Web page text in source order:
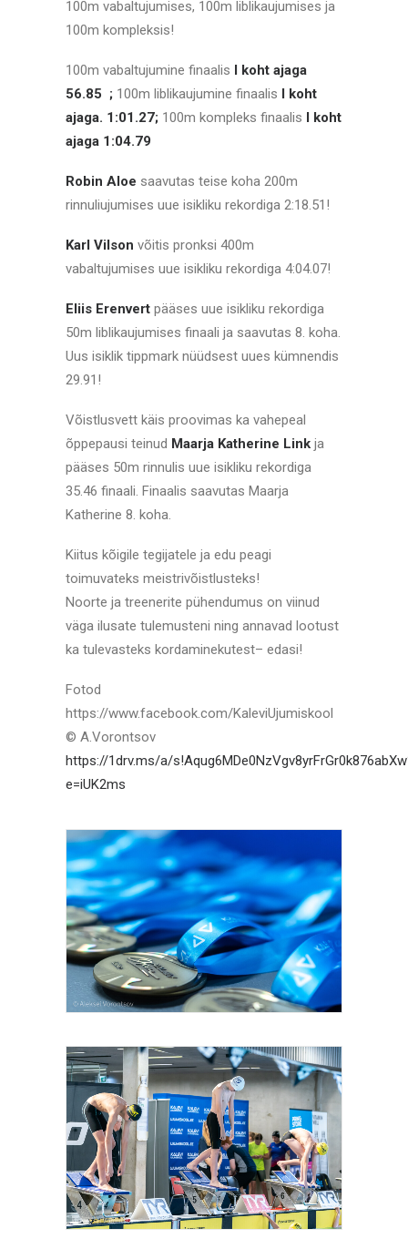
100m vabaltujumises, 100m liblikaujumises ja
100m kompleksis!
100m vabaltujumine finaalis I koht ajaga
56.85 ; 100m liblikaujumine finaalis I koht
ajaga. 1:01.27; 100m kompleks finaalis I koht
ajaga 1:04.79
Robin Aloe saavutas teise koha 200m
rinnuliujumises uue isikliku rekordiga 2:18.51!
Karl Vilson võitis pronksi 400m
vabaltujumises uue isikliku rekordiga 4:04.07!
Eliis Erenvert pääses uue isikliku rekordiga
50m liblikaujumises finaali ja saavutas 8. koha.
Uus isiklik tippmark nüüdsest uues kümnendis
29.91!
Võistlusvett käis proovimas ka vahepeal
õppepausi teinud Maarja Katherine Link ja
pääses 50m rinnulis uue isikliku rekordiga
35.46 finaali. Finaalis saavutas Maarja
Katherine 8. koha.
Kiitus kõigile tegijatele ja edu peagi
toimuvateks meistrivõistlusteks!
Noorte ja treenerite pühendumus on viinud
väga ilusate tulemusteni ning annavad lootust
ka tulevasteks kordaminekutest– edasi!
Fotod
https://www.facebook.com/KaleviUjumiskool
© A.Vorontsov
https://1drv.ms/a/
e=iUK2ms